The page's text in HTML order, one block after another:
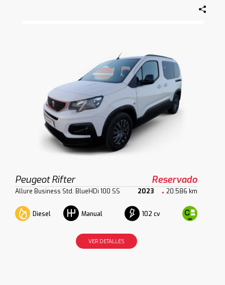
Peugeot Rifter Reservado
Allure Business Std. BlueHDi 100 SS 2023 20.586 km
Diesel Manual 102 cv
VER DETALLES